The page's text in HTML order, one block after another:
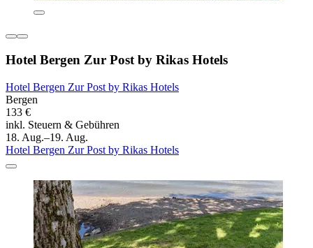
Hotel Bergen Zur Post by Rikas Hotels
Hotel Bergen Zur Post by Rikas Hotels
Bergen
133 €
inkl. Steuern & Gebühren
18. Aug.–19. Aug.
Hotel Bergen Zur Post by Rikas Hotels